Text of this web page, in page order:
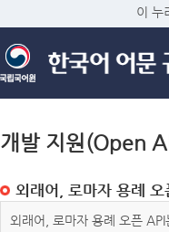
이 누
개발 지원(Open
외래어, 로마자 용례 오
외래어, 로마자 용례 오픈